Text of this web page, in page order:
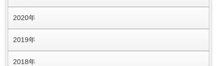
2020年
2019年
2018年